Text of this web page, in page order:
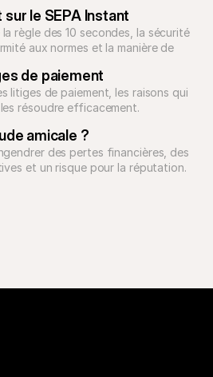
le SEPA Instant
règle des 10 secondes, la sécurité
aux normes et la manière de
de paiement
litiges de paiement, les raisons qui
résoudre efficacement.
amicale ?
des pertes financières, des
et un risque pour la réputation.